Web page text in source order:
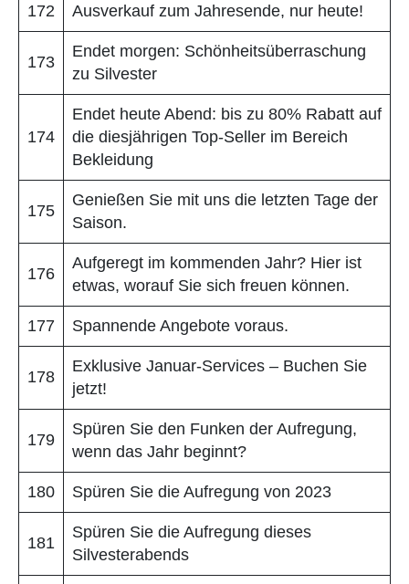
172 Ausverkauf zum Jahresende, nur heute!
173
Endet morgen: Schönheitsüberraschung
zu Silvester
174
Endet heute Abend: bis zu 80% Rabatt auf
die diesjährigen Top-Seller im Bereich
Bekleidung
175
Genießen Sie mit uns die letzten Tage der
Saison.
176
Aufgeregt im kommenden Jahr? Hier ist
etwas, worauf Sie sich freuen können.
177 Spannende Angebote voraus.
178
Exklusive Januar-Services – Buchen Sie
jetzt!
179
Spüren Sie den Funken der Aufregung,
wenn das Jahr beginnt?
180 Spüren Sie die Aufregung von 2023
181
Spüren Sie die Aufregung dieses
Silvesterabends